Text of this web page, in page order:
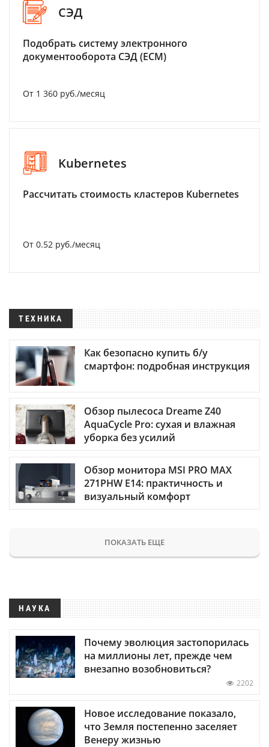
СЭД
Подобрать систему электронного
документооборота СЭД (ECM)
От 1 360 руб./месяц
Kubernetes
Рассчитать стоимость кластеров Kubernetes
От 0.52 руб./месяц
ТЕХНИКА
Как безопасно купить б/у
смартфон: подробная инструкция
Обзор пылесоса Dreame Z40
AquaCycle Pro: сухая и влажная
уборка без усилий
Обзор монитора MSI PRO MAX
271PHW E14: практичность и
визуальный комфорт
ПОКАЗАТЬ ЕЩЕ
НАУКА
Почему эволюция застопорилась
на миллионы лет, прежде чем
внезапно возобновиться?
2202
Новое исследование показало,
что Земля постепенно заселяет
Венеру жизнью